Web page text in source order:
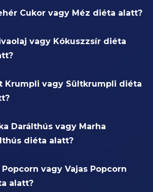
Cukor vagy Méz diéta alatt?
vagy Kókuszzsír diéta
Krumpli vagy Sültkrumpli diéta
Darálthús vagy Marha
diéta alatt?
Popcorn vagy Vajas Popcorn
alatt?